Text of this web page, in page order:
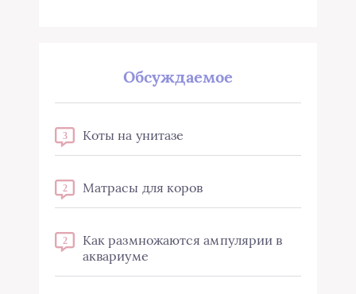
Обсуждаемое
3 Коты на унитазе
2 Матрасы для коров
2
Как размножаются ампулярии в
аквариуме